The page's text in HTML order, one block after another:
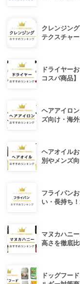
クレンジン
テクスチャ
ドライヤー
コスパ商品】
ヘアアイロ
ズ向け・海
ヘアオイル
別やメンズ向
フライパン
い・長持ち
マヌカハニ
高さを徹底
ドッグフー